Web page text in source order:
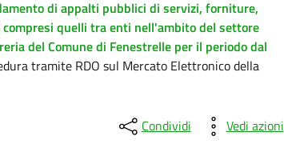
di appalti pubblici di servizi, forniture,
quelli tra enti nell'ambito del settore
del Comune di Fenestrelle per il periodo dal
tramite RDO sul Mercato Elettronico della
Condividi Vedi azioni